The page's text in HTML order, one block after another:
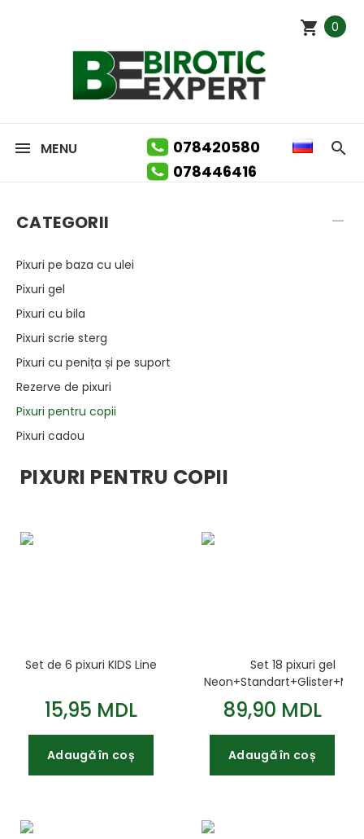
0
MENU
078420580
078446416
CATEGORII
Pixuri pe baza cu ulei
Pixuri gel
Pixuri cu bila
Pixuri scrie sterg
Pixuri cu penița și pe suport
Rezerve de pixuri
Pixuri pentru copii
Pixuri cadou
PIXURI PENTRU COPII
Set de 6 pixuri KIDS Line
15,95 MDL
Adaugă în coș
Set 18 pixuri gel
Linia KIDS
89,90 MDL
Adaugă în coș